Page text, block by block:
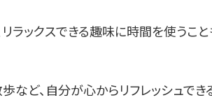
ラックスできる趣味に時間を使うこ
など、自分が心からリフレッシュでき